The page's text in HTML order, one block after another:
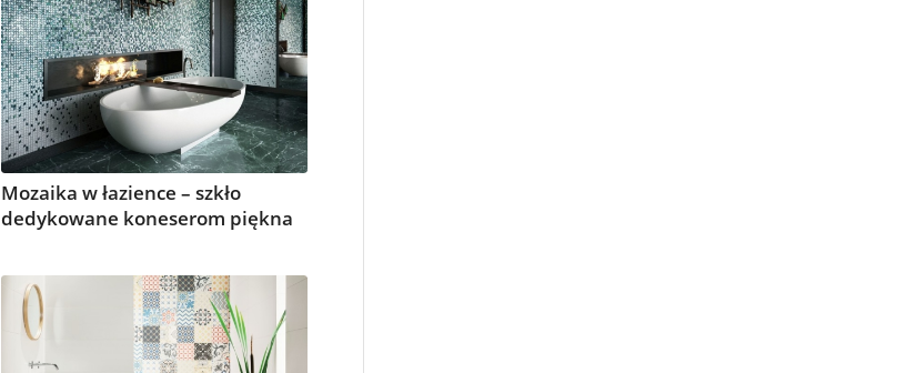
Mozaika w łazience – szkło
dedykowane koneserom piękna